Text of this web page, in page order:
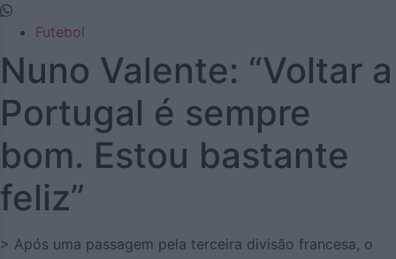
Futebol
Nuno Valente: “Voltar a
Portugal é sempre
bom. Estou bastante
feliz”
> Após uma passagem pela terceira divisão francesa, o